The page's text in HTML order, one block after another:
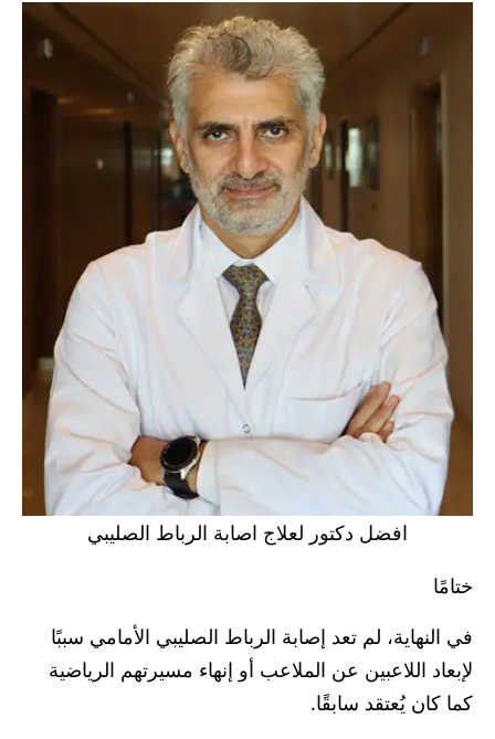
افضل دكتور لعلاج اصابة الرباط الصليبي
ختامًا
في النهاية، لم تعد إصابة الرباط الصليبي الأمامي سببًا
لإبعاد اللاعبين عن الملاعب أو إنهاء مسيرتهم الرياضية
كما كان يُعتقد سابقًا.